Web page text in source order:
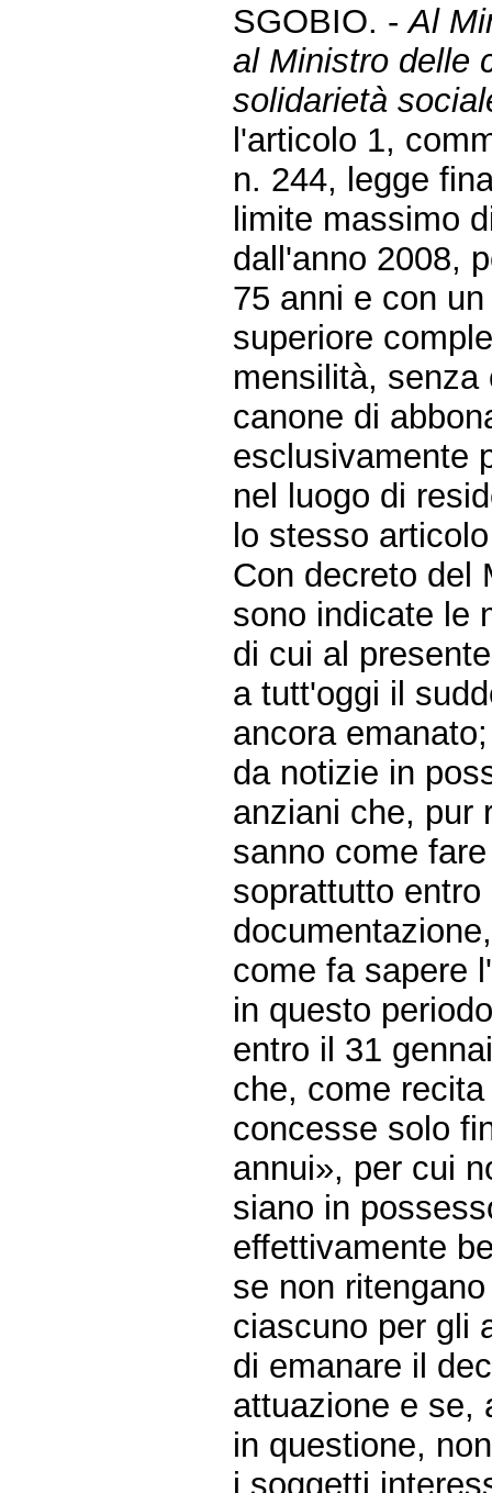
SGOBIO. -Al
al Ministro delle
solidarietà
l'articolo 1,
n. 244, legge
limite massimo
dall'anno 2008,
75 anni e con
superiore
mensilità,
canone di
esclusivamente
nel luogo di
lo stesso
Con decreto del
sono indicate le
di cui al
a tutt'oggi il
ancora emanato;
da notizie in
anziani che, pur
sanno come
soprattutto
come fa sapere
in questo
entro il 31
che, come
concesse solo
annui», per cui
siano in
effettivamente
se non
ciascuno per gli
di emanare il
attuazione e se,
in questione,
i soggetti